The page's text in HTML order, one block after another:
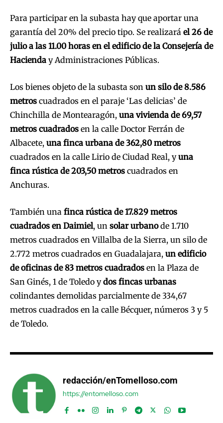
Para participar en la subasta hay que aportar una
garantía del 20% del precio tipo. Se realizará el 26 de
julio a las 11.00 horas en el edificio de la Consejería de
Hacienda y Administraciones Públicas.
Los bienes objeto de la subasta son un silo de 8.586
metros cuadrados en el paraje ‘Las delicias’ de
Chinchilla de Montearagón, una vivienda de 69,57
metros cuadrados en la calle Doctor Ferrán de
Albacete, una finca urbana de 362,80 metros
cuadrados en la calle Lirio de Ciudad Real, yuna
finca rústica de 203,50 metros cuadrados en
Anchuras.
También una finca rústica de 17.829 metros
cuadrados en Daimiel, un solar urbanode 1.710
metros cuadrados en Villalba de la Sierra, un silo de
2.772 metros cuadrados en Guadalajara, un edificio
de oficinas de 83 metros cuadrados en la Plaza de
San Ginés, 1 de Toledo ydos fincas urbanas
colindantes demolidas parcialmente de 334,67
metros cuadrados en la calle Bécquer, números 3 y 5
de Toledo.
redacción/enTomelloso.com
https://entomelloso.com